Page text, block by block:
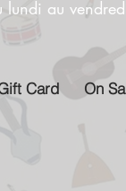
lundi au
Card On